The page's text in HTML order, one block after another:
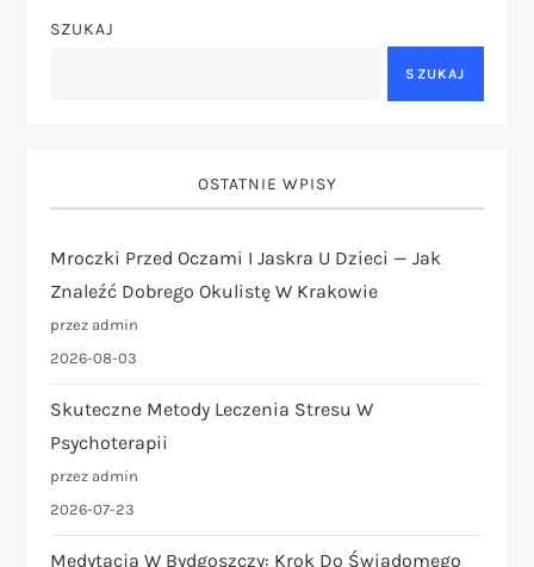
c
w
p
i
s
u
SZUKAJ
SZUKAJ
OSTATNIE WPISY
Mroczki Przed Oczami I Jaskra U Dzieci — Jak
Znaleźć Dobrego Okulistę W Krakowie
przez admin
2026-08-03
Skuteczne Metody Leczenia Stresu W
Psychoterapii
przez admin
2026-07-23
Medytacja W Bydgoszczy: Krok Do Świadomego